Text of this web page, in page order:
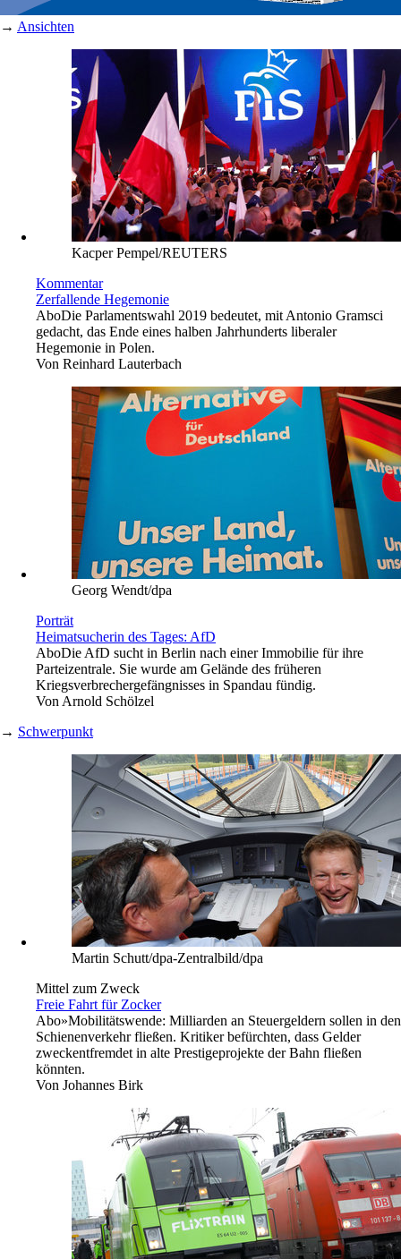
→ Ansichten
Kacper Pempel/REUTERS
Kommentar
Zerfallende Hegemonie
AboDie Parlamentswahl 2019 bedeutet, mit Antonio Gramsci
gedacht, das Ende eines halben Jahrhunderts liberaler
Hegemonie in Polen.
Von Reinhard Lauterbach
Georg Wendt/dpa
Porträt
Heimatsucherin des Tages: AfD
AboDie AfD sucht in Berlin nach einer Immobilie für ihre
Parteizentrale. Sie wurde am Gelände des früheren
Kriegsverbrechergefängnisses in Spandau fündig.
Von Arnold Schölzel
→ Schwerpunkt
Martin Schutt/dpa-Zentralbild/dpa
Mittel zum Zweck
Freie Fahrt für Zocker
Abo»Mobilitätswende: Milliarden an Steuergeldern sollen in den
Schienenverkehr fließen. Kritiker befürchten, dass Gelder
zweckentfremdet in alte Prestigeprojekte der Bahn fließen
könnten.
Von Johannes Birk